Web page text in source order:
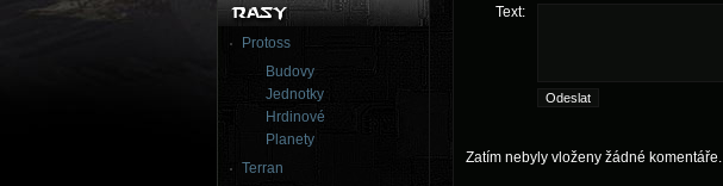
Protoss
Budovy
Jednotky
Hrdinové
Planety
Terran
Text:
Zatím nebyly vloženy žádné komentáře.